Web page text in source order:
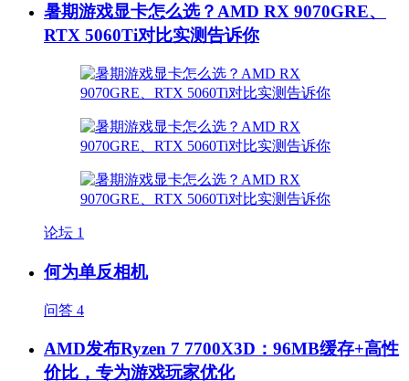
暑期游戏显卡怎么选？AMD RX 9070GRE、
RTX 5060Ti对比实测告诉你
论坛 1
何为单反相机
问答 4
AMD发布Ryzen 7 7700X3D：96MB缓存+高性
价比，专为游戏玩家优化